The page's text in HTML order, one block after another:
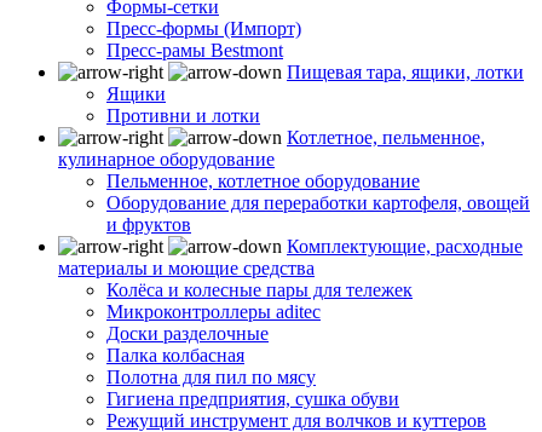
Формы-сетки
Пресс-формы (Импорт)
Пресс-рамы Bestmont
Пищевая тара, ящики, лотки
Ящики
Противни и лотки
Котлетное, пельменное,
кулинарное оборудование
Пельменное, котлетное оборудование
Оборудование для переработки картофеля, овощей
и фруктов
Комплектующие, расходные
материалы и моющие средства
Колёса и колесные пары для тележек
Микроконтроллеры aditec
Доски разделочные
Палка колбасная
Полотна для пил по мясу
Гигиена предприятия, сушка обуви
Режущий инструмент для волчков и куттеров